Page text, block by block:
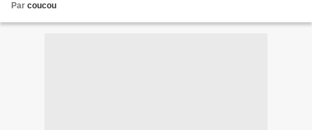
Par coucou